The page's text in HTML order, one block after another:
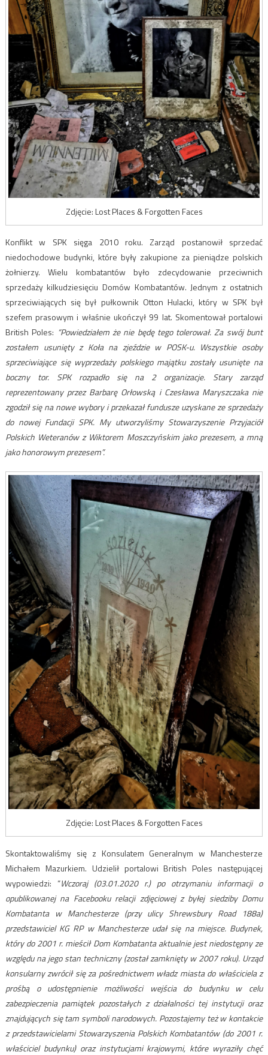
Zdjęcie: Lost Places & Forgotten Faces
Konflikt w SPK sięga 2010 roku. Zarząd postanowił sprzedać
niedochodowe budynki, które były zakupione za pieniądze polskich
żołnierzy. Wielu kombatantów było zdecydowanie przeciwnich
sprzedaży kilkudziesięciu Domów Kombatantów. Jednym z ostatnich
sprzeciwiających się był pułkownik Otton Hulacki, który w SPK był
szefem prasowym i właśnie ukończył 99 lat. Skomentował portalowi
British Poles: “Powiedziałem że nie będę tego tolerował. Za swój bunt
zostałem usunięty z Koła na zjeździe w POSK-u. Wszystkie osoby
sprzeciwiające się wyprzedaży polskiego majątku zostały usunięte na
boczny tor.
SPK rozpadło się na 2 organizacje. Stary zarząd
reprezentowany przez Barbarę Orłowską i Czesława Maryszczaka nie
zgodził się na nowe wybory i przekazał fundusze uzyskane ze sprzedaży
do nowej Fundacji SPK. My utworzyliśmy Stowarzyszenie Przyjaciół
Polskich Weteranów z Wiktorem Moszczyńskim jako prezesem, a mną
jako honorowym prezesem”.
Zdjęcie: Lost Places & Forgotten Faces
Skontaktowaliśmy się z Konsulatem Generalnym w Manchesterze
Michałem Mazurkiem. Udzielił portalowi British Poles następującej
wypowiedzi: “Wczoraj (03.01.2020 r.) po otrzymaniu informacji o
opublikowanej na Facebooku relacji zdjęciowej z byłej siedziby Domu
Kombatanta w Manchesterze (przy ulicy Shrewsbury Road 188a)
przedstawiciel KG RP w Manchesterze udał się na miejsce. Budynek,
który do 2001 r. mieścił Dom Kombatanta aktualnie jest niedostępny ze
względu na jego stan techniczny (został zamknięty w 2007 roku). Urząd
konsularny zwrócił się za pośrednictwem władz miasta do właściciela z
prośbą o udostępnienie możliwości wejścia do budynku w celu
zabezpieczenia pamiątek pozostałych z działalności tej instytucji oraz
znajdujących się tam symboli narodowych. Pozostajemy też w kontakcie
z przedstawicielami Stowarzyszenia Polskich Kombatantów (do 2001 r.
właściciel budynku) oraz instytucjami krajowymi, które wyraziły chęć